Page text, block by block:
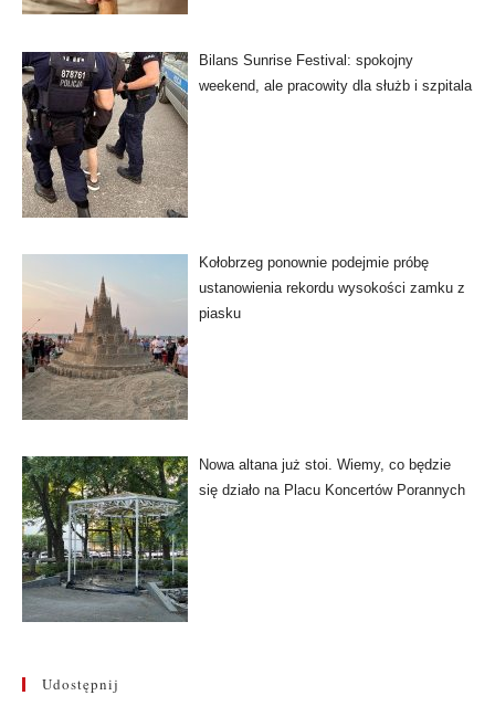
Bilans Sunrise Festival: spokojny
weekend, ale pracowity dla służb i szpitala
Kołobrzeg ponownie podejmie próbę
ustanowienia rekordu wysokości zamku z
piasku
Nowa altana już stoi. Wiemy, co będzie
się działo na Placu Koncertów Porannych
Udostępnij